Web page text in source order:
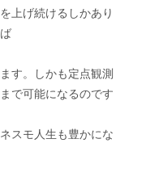
上げ続けるしかあり
す。しかも定点観測
で可能になるのです
スモ人生も豊かにな